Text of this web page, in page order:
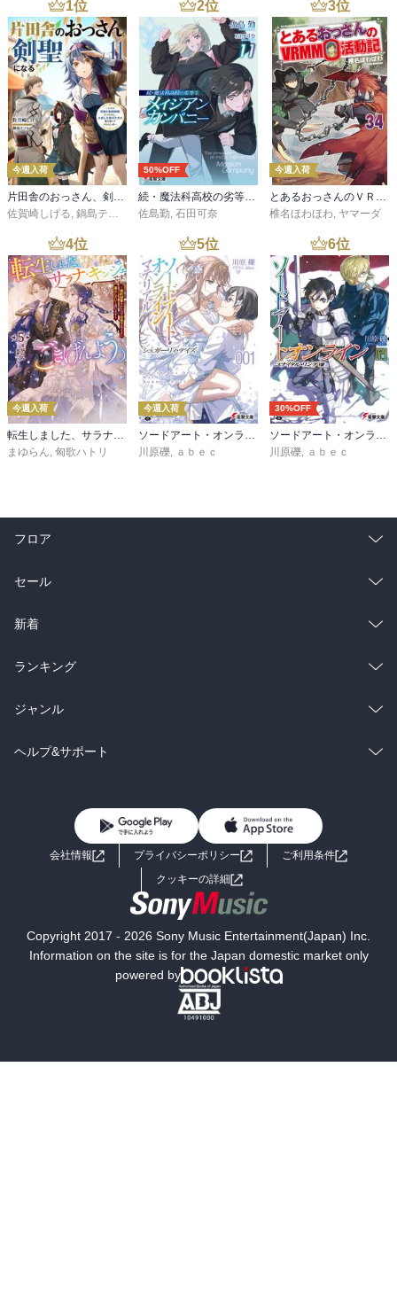
1位
今週入荷
片田舎のおっさん、剣聖になる 11 ～ただの田舎の剣術師範だったのに、大成した弟子たちが俺を放ってくれない件～
佐賀崎しげる, 鍋島テツヒロ
2位
50%OFF
続・魔法科高校の劣等生 メイジアン・カンパニー(11)
佐島勤, 石田可奈
3位
今週入荷
とあるおっさんのＶＲＭＭＯ活動記34
椎名ほわほわ, ヤマーダ
4位
今週入荷
転生しました、サラナ・キンジェです。ごきげんよう。５ ～婚約破棄されたので田舎で気ままに暮らしたいと思います～【電子書店共通特典SS付】
まゆらん, 匈歌ハトリ
5位
今週入荷
ソードアート・オンライン マテリアル１ シュガーリィ・デイズ
川原礫, ａｂｅｃ
6位
30%OFF
ソードアート・オンライン29 ユナイタル・リングVIII
川原礫, ａｂｅｃ
フロア
総合
ラノベ
雑誌・グラビア
BL・TL
セール
総合
ラノベ
雑誌・グラビア
BL・TL
新着
総合
ラノベ
雑誌・グラビア
ランキング
総合
ラノベ
ジャンル
コミック
ライトノベル 男子向けラノベ
小説
海外小説
ミステリー SF
文学
ヘルプ&サポート
よくあるご質問 お問い合わせ
会社情報 プライバシーポリシー
ご利用条件
クッキーの詳細
Copyright 2017 - 2026 Sony Music Entertainment(Japan) Inc.
Information on the site is for the Japan domestic market only
powered by